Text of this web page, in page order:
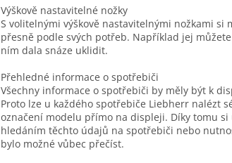
Výškově nastavitelné nožky
S volitelnými výškově nastavitelnými nožkami si
přesně podle svých potřeb. Například jej
ním dala snáze uklidit.
Přehledné informace o spotřebiči
Všechny informace o spotřebiči by měly být k
Proto lze u každého spotřebiče Liebherr nalézt
označení modelu přímo na displeji. Díky tomu
hledáním těchto údajů na spotřebiči nebo
bylo možné vůbec přečíst.